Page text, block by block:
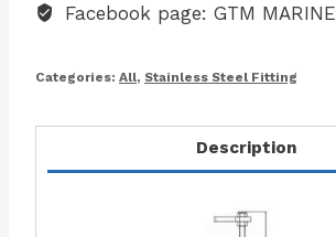
Facebook page: GTM MARINE
Categories: All, Stainless Steel Fitting
Description